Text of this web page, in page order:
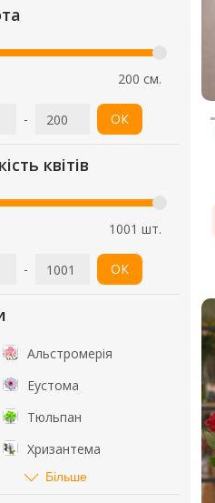
200 см.
- ОК
квітів
1001 шт.
- ОК
Альстромерія
Еустома
Тюльпан
Хризантема
Більше